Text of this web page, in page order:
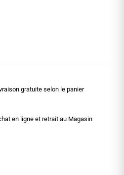
gratuite selon le panier
en ligne et retrait au Magasin